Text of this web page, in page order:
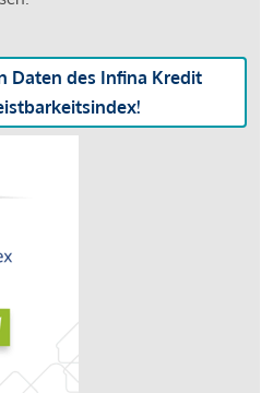
Daten des Infina Kredit